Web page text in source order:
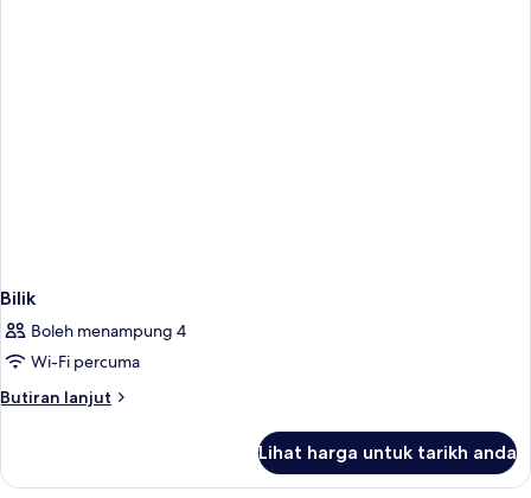
Bilik
Boleh menampung 4
Wi-Fi percuma
Butiran lanjut
Butiran
Lihat harga untuk tarikh anda